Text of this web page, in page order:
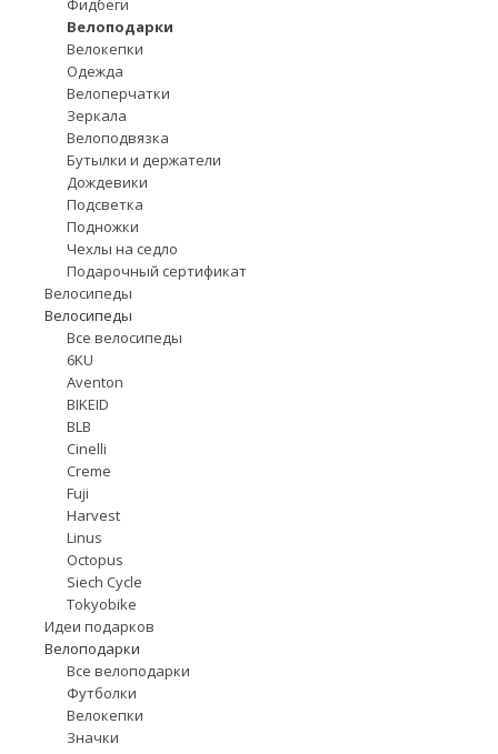
Фидбеги
Велоподарки
Велокепки
Одежда
Велоперчатки
Зеркала
Велоподвязка
Бутылки и держатели
Дождевики
Подсветка
Подножки
Чехлы на седло
Подарочный сертификат
Велосипеды
Велосипеды
Все велосипеды
6KU
Aventon
BIKEID
BLB
Cinelli
Creme
Fuji
Harvest
Linus
Octopus
Siech Cycle
Tokyobike
Идеи подарков
Велоподарки
Все велоподарки
Футболки
Велокепки
Значки